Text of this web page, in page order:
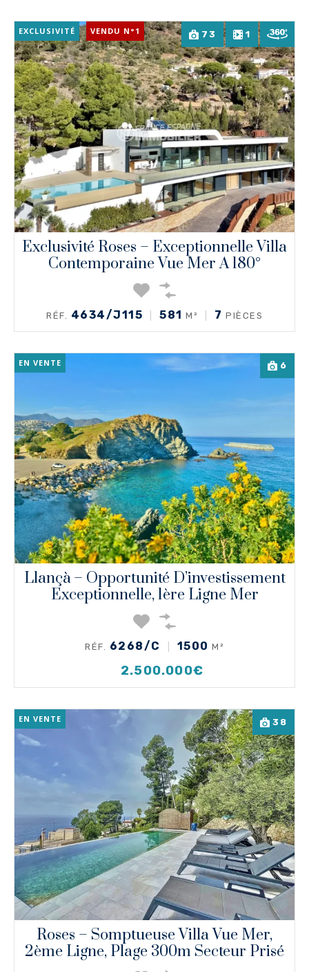
73 1
EXCLUSIVITÉ VENDU N°1
Exclusivité Roses – Exceptionnelle Villa
Contemporaine Vue Mer A 180°
RÉF. 4634/J115 581 M² 7 PIÈCES
6
EN VENTE
Llançà – Opportunité D’investissement
Exceptionnelle, 1ère Ligne Mer
RÉF. 6268/C 1500 M²
2.500.000€
38
EN VENTE
Roses – Somptueuse Villa Vue Mer,
2ème Ligne, Plage 300m Secteur Prisé